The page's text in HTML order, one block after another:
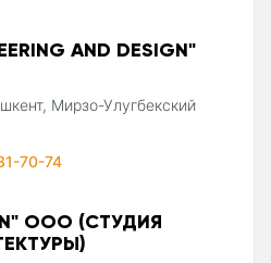
AND DESIGN"
Мирзо-Улугбекский
70-74
ООО (СТУДИЯ